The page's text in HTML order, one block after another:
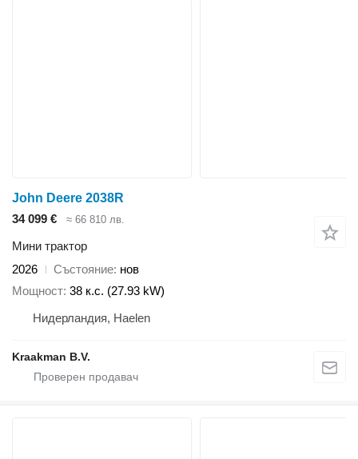
John Deere 2038R
34 099 €
≈ 66 810 лв.
Мини трактор
2026
Състояние нов
Мощност 38 к.с. (27.93 kW)
Нидерландия, Haelen
Kraakman B.V.